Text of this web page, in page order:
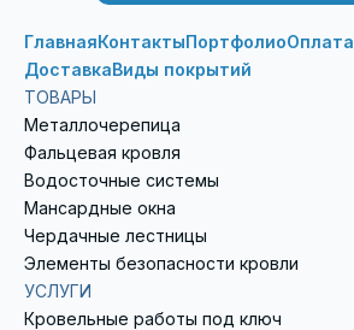
ГлавнаяКонтактыПортфолиоОплата
ДоставкаВиды покрытий
ТОВАРЫ
Металлочерепица
Фальцевая кровля
Водосточные системы
Мансардные окна
Чердачные лестницы
Элементы безопасности кровли
УСЛУГИ
Кровельные работы под ключ